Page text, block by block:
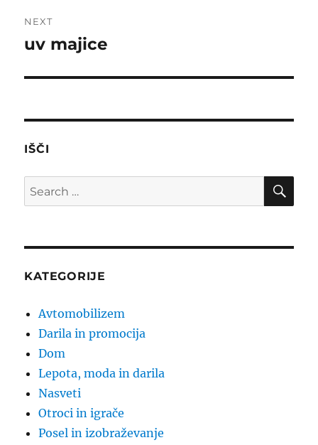
NEXT
Next
uv majice
IŠČI
Search
for:
KATEGORIJE
Avtomobilizem
Darila in promocija
Dom
Lepota, moda in darila
Nasveti
Otroci in igrače
Posel in izobraževanje